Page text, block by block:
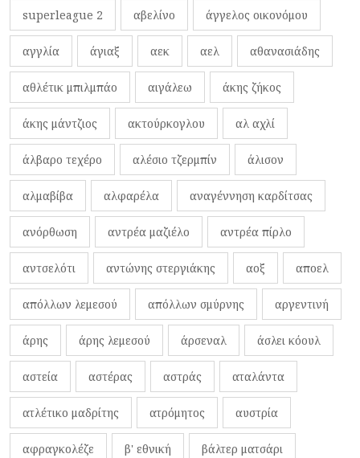
superleague 2 αβελίνο άγγελος οικονόμου
αγγλία άγιαξ αεκ αελ αθανασιάδης
αθλέτικ μπιλμπάο αιγάλεω άκης ζήκος
άκης μάντζιος ακτούρκογλου αλ αχλί
άλβαρο τεχέρο αλέσιο τζερμπίν άλισον
αλμαβίβα αλφαρέλα αναγέννηση καρδίτσας
ανόρθωση αντρέα μαζιέλο αντρέα πίρλο
αντσελότι αντώνης στεργιάκης αοξ αποελ
απόλλων λεμεσού απόλλων σμύρνης αργεντινή
άρης άρης λεμεσού άρσεναλ άσλει κόουλ
αστεία αστέρας αστράς αταλάντα
ατλέτικο μαδρίτης ατρόμητος αυστρία
αφραγκολέζε β' εθνική βάλτερ ματσάρι